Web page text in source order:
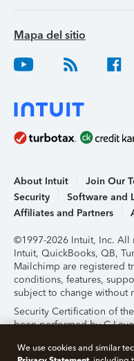
Mapa del sitio
About Intuit Join Our
Security
Software and
Affiliates and Partners
©1997-2026 Intuit, Inc. All
Intuit, QuickBooks, QB,
Mailchimp are registered
conditions, features,
subject to change without
Security Certification of
been performed by C-
By accessing and using
Use.
We use cookies and similar